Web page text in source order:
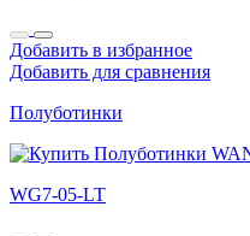
Добавить в избранное
Добавить для сравнения
Полуботинки
WG7-05-LT